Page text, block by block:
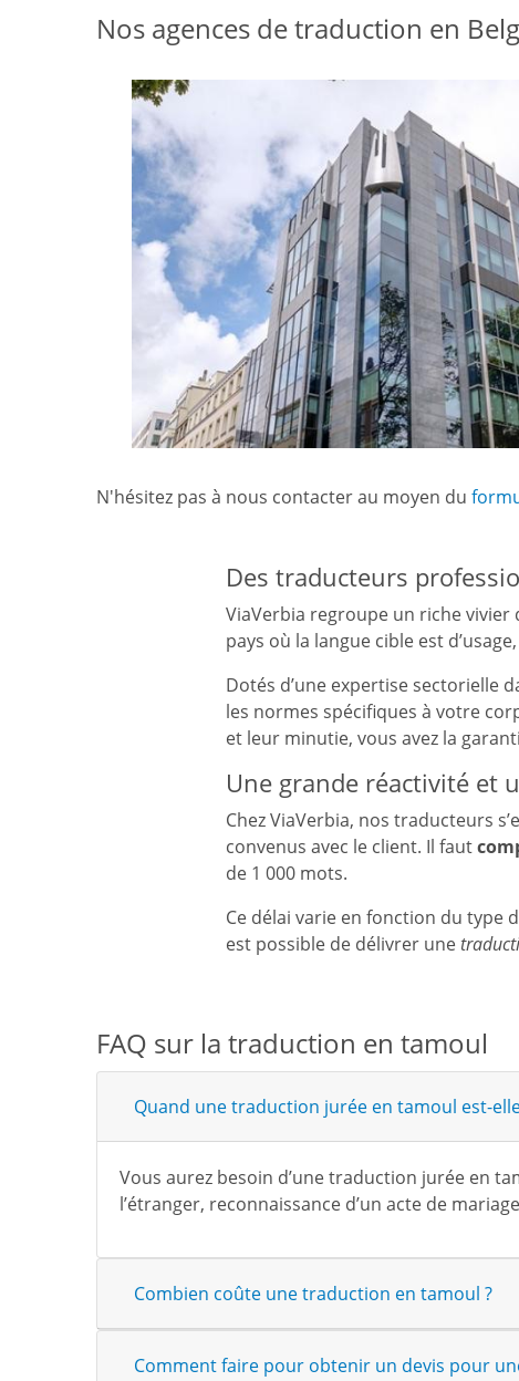
Nos agences de traduction en
N'hésitez pas à nous contacter au moyen du
Des traducteurs
ViaVerbia regroupe un riche vivier
pays où la langue cible est
Dotés d’une expertise sectorielle
les normes spécifiques à votre
et leur minutie, vous avez la
Une grande réactivité et
Chez ViaVerbia, nos traducteurs
convenus avec le client. Il faut
de 1 000 mots.
Ce délai varie en fonction du type
est possible de délivrer une
FAQ sur la traduction en tamoul
Quand une traduction jurée en tamoul est-
Vous aurez besoin d’une traduction jurée en
l’étranger, reconnaissance d’un acte de
Combien coûte une traduction en tamoul ?
Comment faire pour obtenir un devis pour